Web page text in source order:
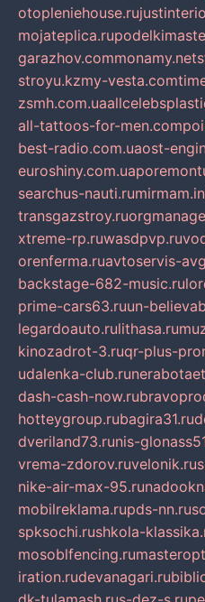
otopleniehouse.ru
mojateplica.ru
garazhov.commonamy.net
stroyu.kzmy-vesta.com
zsmh.com.ua
all-tattoos-for-men.com
best-radio.com.uaost-
euroshiny.com.ua
searchus-nauti.ru
transgazstroy.ru
xtreme-rp.ruwasdpvp.ru
orenferma.ruavtoservis-
backstage-682-music.ru
prime-cars63.ruun-
legardoauto.rulithasa.ru
kinozadrot-3.ruqr-plus-
udalenka-club.ru
dash-cash-now.ru
hotteygroup.rubagira31.ru
dveriland73.runis-
vrema-zdorov.ruvelonik.ru
nike-air-max-95.ru
mobilreklama.rupds-nn.ru
spksochi.rushkola-
mosoblfencing.ru
iration.rudevanagari.ru